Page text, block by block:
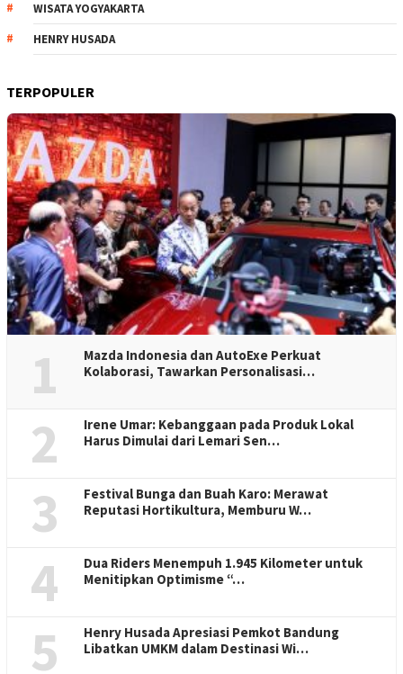
WISATA YOGYAKARTA
HENRY HUSADA
TERPOPULER
1
Mazda Indonesia dan AutoExe Perkuat
Kolaborasi, Tawarkan Personalisasi…
2
Irene Umar: Kebanggaan pada Produk Lokal
Harus Dimulai dari Lemari Sen…
3
Festival Bunga dan Buah Karo: Merawat
Reputasi Hortikultura, Memburu W…
4
Dua Riders Menempuh 1.945 Kilometer untuk
Menitipkan Optimisme “…
5
Henry Husada Apresiasi Pemkot Bandung
Libatkan UMKM dalam Destinasi Wi…